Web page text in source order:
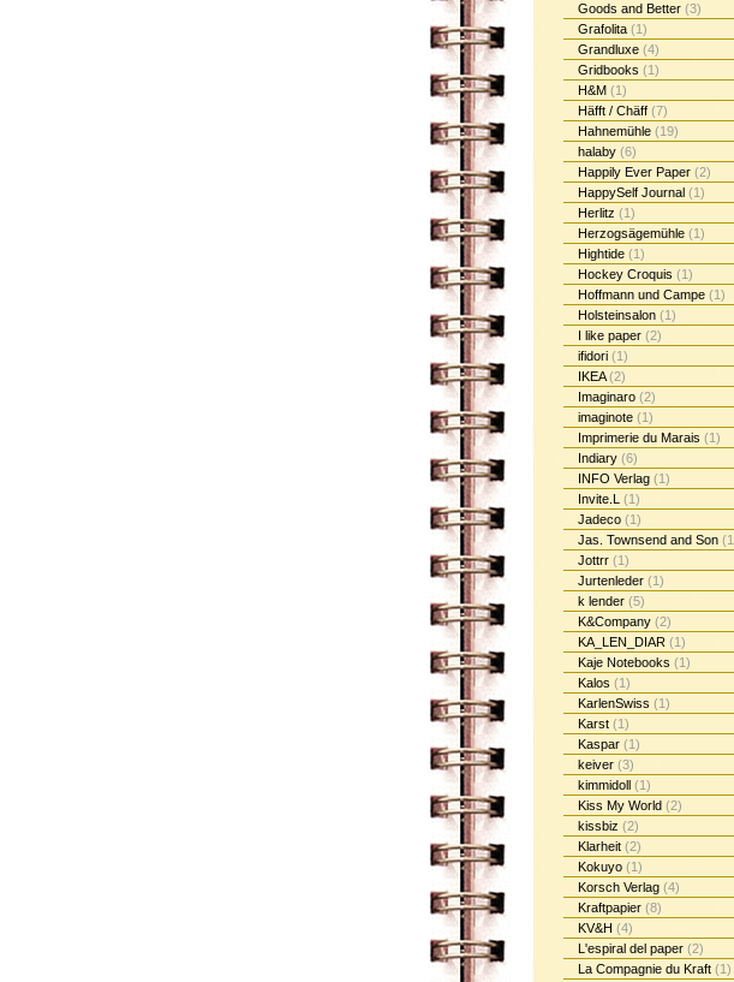
Goods and Better (3)
Grafolita (1)
Grandluxe (4)
Gridbooks (1)
H&M (1)
Häfft / Chäff (7)
Hahnemühle (19)
halaby (6)
Happily Ever Paper (2)
HappySelf Journal (1)
Herlitz (1)
Herzogsägemühle (1)
Hightide (1)
Hockey Croquis (1)
Hoffmann und Campe (1)
Holsteinsalon (1)
I like paper (2)
ifidori (1)
IKEA(2)
Imaginaro (2)
imaginote (1)
Imprimerie du Marais (1)
Indiary (6)
INFO Verlag (1)
Invite.L (1)
Jadeco (1)
Jas. Townsend and Son
Jottrr (1)
Jurtenleder (1)
k lender (5)
K&Company (2)
KA_LEN_DIAR (1)
Kaje Notebooks (1)
Kalos (1)
KarlenSwiss (1)
Karst (1)
Kaspar (1)
keiver (3)
kimmidoll (1)
Kiss My World (2)
kissbiz (2)
Klarheit (2)
Kokuyo (1)
Korsch Verlag (4)
Kraftpapier (8)
KV&H (4)
L'espiral del paper (2)
La Compagnie du Kraft (1)